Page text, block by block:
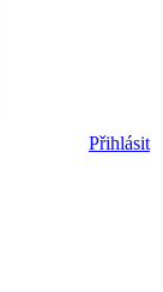
Přihlásit